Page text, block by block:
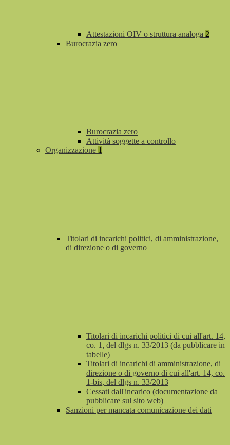
Attestazioni OIV o struttura analoga 2
Burocrazia zero
Burocrazia zero
Attività soggette a controllo
Organizzazione 1
Titolari di incarichi politici, di amministrazione,
di direzione o di governo
Titolari di incarichi politici di cui all'art. 14,
co. 1, del dlgs n. 33/2013 (da pubblicare in
tabelle)
Titolari di incarichi di amministrazione, di
direzione o di governo di cui all'art. 14, co.
1-bis, del dlgs n. 33/2013
Cessati dall'incarico (documentazione da
pubblicare sul sito web)
Sanzioni per mancata comunicazione dei dati